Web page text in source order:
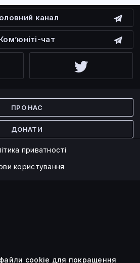
канал
чат
ПРО НАС
ДОНАТИ
приватності
користування
cookie для покращення